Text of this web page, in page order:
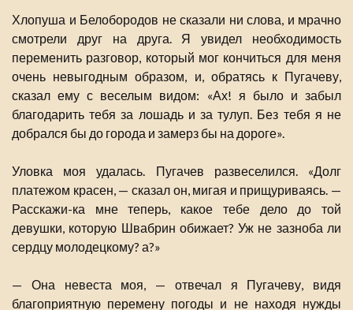
Хлопуша и Белобородов не сказали ни слова, и мрачно
смотрели друг на друга. Я увидел необходимость
переменить разговор, который мог кончиться для меня
очень невыгодным образом, и, обратясь к Пугачеву,
сказал ему с веселым видом: «Ах! я было и забыл
благодарить тебя за лошадь и за тулуп. Без тебя я не
добрался бы до города и замерз бы на дороге».
Уловка моя удалась. Пугачев развеселился. «Долг
платежом красен, — сказал он, мигая и прищуриваясь. —
Расскажи-ка мне теперь, какое тебе дело до той
девушки, которую Швабрин обижает? Уж не зазноба ли
сердцу молодецкому? а?»
— Она невеста моя, — отвечал я Пугачеву, видя
благоприятную перемену погоды и не находя нужды